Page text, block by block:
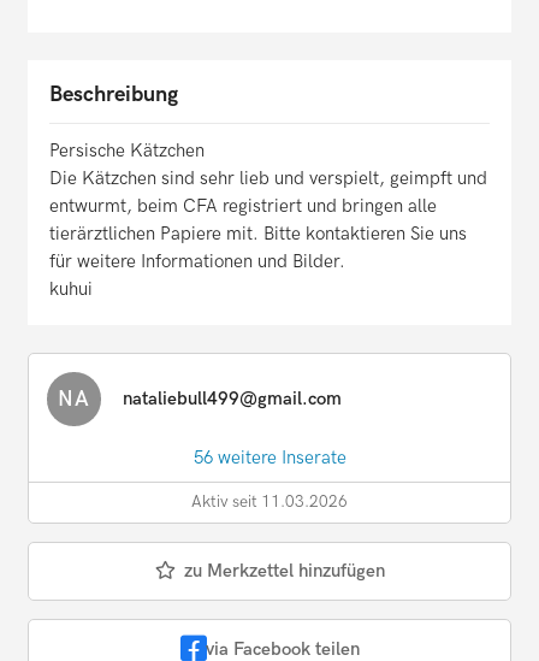
Beschreibung
Persische Kätzchen
Die Kätzchen sind sehr lieb und verspielt, geimpft und
entwurmt, beim CFA registriert und bringen alle
tierärztlichen Papiere mit. Bitte kontaktieren Sie uns
für weitere Informationen und Bilder.
kuhui
NA nataliebull499@gmail.com
56 weitere Inserate
Aktiv seit 11.03.2026
zu Merkzettel hinzufügen
via Facebook teilen